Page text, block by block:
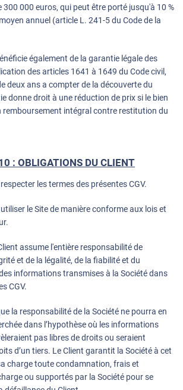
000 euros, qui peut être porté jusqu'à 10 %
annuel (article L. 241-5 du Code de la
également de la garantie légale des
des articles 1641 à 1649 du Code civil,
deux ans a compter de la découverte du
donne droit à une réduction de prix si le bien
remboursement intégral contre restitution du
: OBLIGATIONS DU CLIENT
les termes des présentes CGV.
utiliser le Site de manière conforme aux lois et
assume l'entière responsabilité de
et de la légalité, de la fiabilité et du
informations transmises à la Société dans
CGV.
la responsabilité de la Société ne pourra en
dans l’hypothèse où les informations
pas libres de droits ou seraient
d’un tiers. Le Client garantit la Société à cet
charge toute condamnation, frais et
ou supportés par la Société pour se